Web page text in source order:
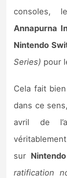
Tests
Autres
Previews
Sorties de
Bons
Annapurna
Nintendo
Series) pour
Cela fait
dans ce sens,
avril de
sur
ratification